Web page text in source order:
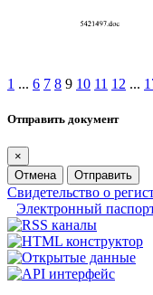
1 ... 6 7 8 9 10 11 12 ...
Отправить документ
×
Отмена
Отправить
Свидетельство о
Электронный